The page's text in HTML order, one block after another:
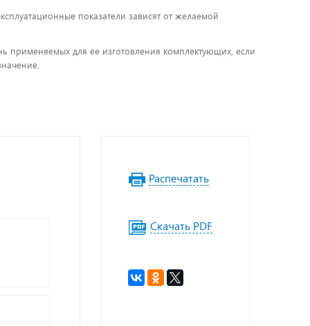
показатели зависят от желаемой
применяемых для ее изготовления комплектующих, если
Распечатать
Скачать PDF